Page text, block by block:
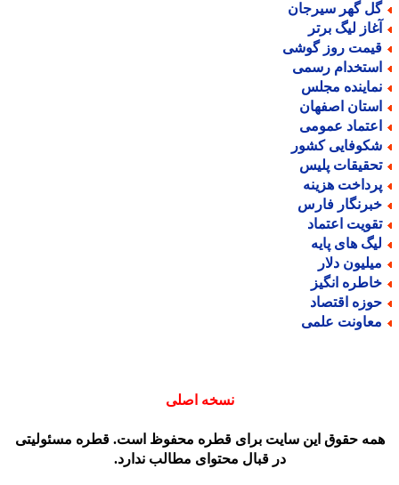
گهر سیرجان
لیگ برتر
روز گوشی
رسمی
مجلس
اصفهان
عمومی
کشور
پلیس
هزینه
فارس
اعتماد
های پایه
دلار
انگیز
اقتصاد
علمی
نسخه اصلی
حقوق این سایت برای قطره محفوظ است. قطره مسئولیتی
در قبال محتوای مطالب ندارد.